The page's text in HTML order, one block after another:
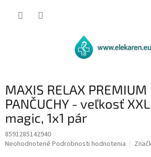
MAXIS RELAX PREMIUM
PANČUCHY - veľkosť
magic, 1x1 pár
8591285142940
Priemerné
Neohodnotené Podrobnosti hodnotenia